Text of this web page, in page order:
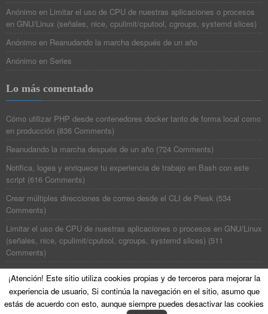
Anónimo en Limitar el uso de CPU de nuestras aplicaciones o procesos
en GNU/Linux (señales, nice, cpulimit/cputool, cgroups, systemd slices)
Anónimo en Reanudando la marcha después de un año
Anónimo en Series
Lo más comentado
Cómo utilizar PHP desde contenedores docker tanto de forma local como
en producción (836 Comments)
Reanudando la marcha después de un año (724 Comments)
Notifica, logea y enriquece tu experiencia de trabajo en Bash con este
script (616 Comments)
Crear múltiples direcciones de correo desde el CLI de Plesk (534
Comments)
Limitar el uso de CPU de nuestras aplicaciones o procesos en GNU/Linux
(señales, nice, cpulimit/cputool, cgroups, systemd slices) (511
Comments)
©Poesía BinariaAll Rights Reserved. Theme zAlive by zenoven.
¡Atención! Este sitio utiliza cookies propias y de terceros para mejorar la
experiencia de usuario, Si continúa la navegación en el sitio, asumo que
estás de acuerdo con esto, aunque siempre puedes desactivar las cookies